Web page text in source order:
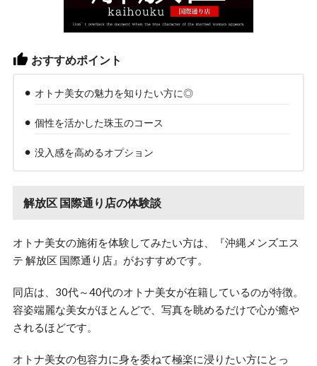
おすすめポイント
オトナ美女の魅力を知りたい方に◎
個性を活かした珠玉のコース
没入感を高めるオプション
解放区 国際通り店の体験談
オトナ美女の施術を体験してみたい方は、『沖縄メンズエス
テ 解放区 国際通り店』がおすすめです。
同店は、30代～40代のオトナ美女が在籍しているのが特徴。
容姿端麗な美女がほとんどで、写真を眺めるだけで心が癒や
されるほどです。
オトナ美女の包容力に身を委ねて極楽に浸りたい方にとっ